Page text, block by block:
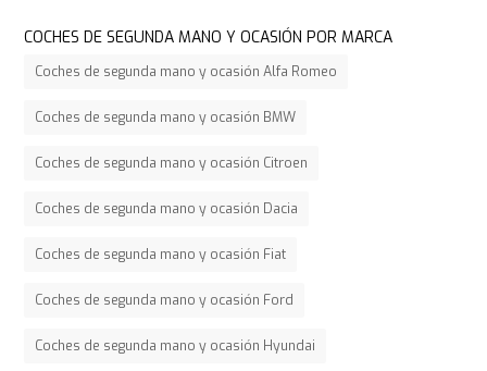
COCHES DE SEGUNDA MANO Y OCASIÓN POR MARCA
Coches de segunda mano y ocasión Alfa Romeo
Coches de segunda mano y ocasión BMW
Coches de segunda mano y ocasión Citroen
Coches de segunda mano y ocasión Dacia
Coches de segunda mano y ocasión Fiat
Coches de segunda mano y ocasión Ford
Coches de segunda mano y ocasión Hyundai